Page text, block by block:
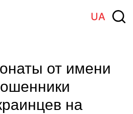
UA
от имени
на